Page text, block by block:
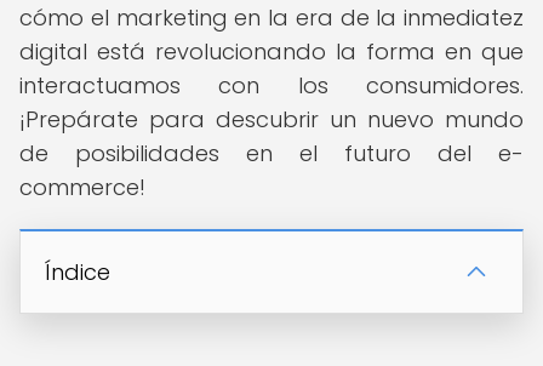
cómo el marketing en la era de la inmediatez
digital está revolucionando la forma en que
interactuamos con los consumidores.
¡Prepárate para descubrir un nuevo mundo
de posibilidades en el futuro del e-
commerce!
Índice